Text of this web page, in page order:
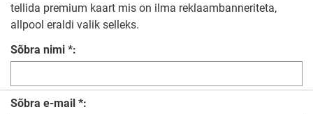
tellida premium kaart mis on ilma reklaambanneriteta,
allpool eraldi valik selleks.
Sõbra nimi *:
Sõbra e-mail *: